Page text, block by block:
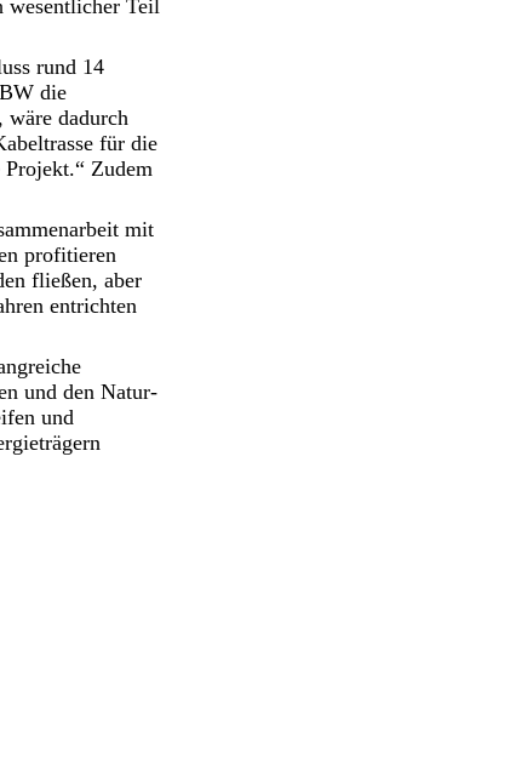
wesentlicher Teil
rund 14
die
wäre dadurch
für die
Zudem
mit
profitieren
fließen, aber
entrichten
und den Natur-
und